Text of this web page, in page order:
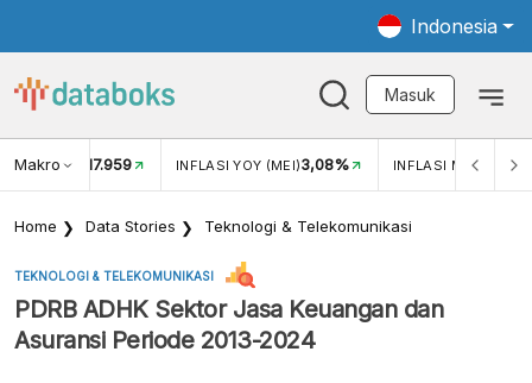
Indonesia
Masuk
Makro
USD/IDR 17.959 INFLASI YOY (MEI)3,08% INFLASI MOM (MEI)
Home Data Stories Teknologi & Telekomunikasi
TEKNOLOGI & TELEKOMUNIKASI
PDRB ADHK Sektor Jasa Keuangan dan
Asuransi Periode 2013-2024